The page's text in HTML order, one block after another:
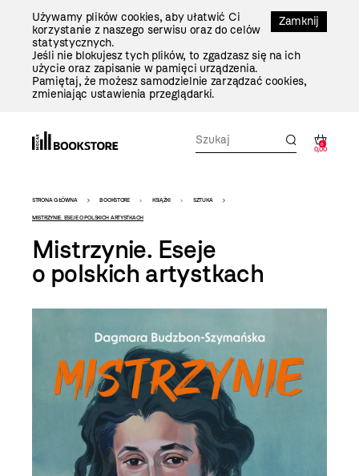
Zamknij
Używamy plików cookies, aby ułatwić Ci
korzystanie z naszego serwisu oraz do celów
statystycznych.
Jeśli nie blokujesz tych plików, to zgadzasz się na ich
użycie oraz zapisanie w pamięci urządzenia.
Pamiętaj, że możesz samodzielnie zarządzać cookies,
zmieniając ustawienia przeglądarki.
0
0,00
Bookstore
-
szablon
szczegóły
STRONA GŁÓWNA BOOKSTORE KSIĄŻKI SZTUKA
MISTRZYNIE. ESEJE O POLSKICH ARTYSTKACH
Mistrzynie. Eseje
o polskich artystkach